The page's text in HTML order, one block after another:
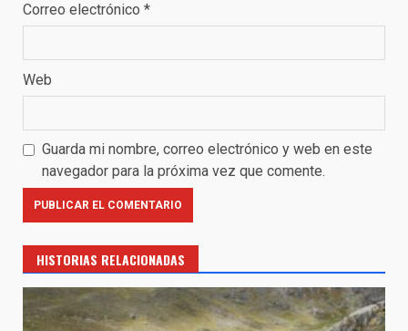
Correo electrónico *
Web
Guarda mi nombre, correo electrónico y web en este
navegador para la próxima vez que comente.
HISTORIAS RELACIONADAS